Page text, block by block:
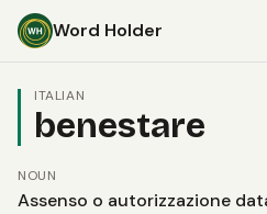
Word Holder
ITALIAN
benestare
NOUN
Assenso o autorizzazione